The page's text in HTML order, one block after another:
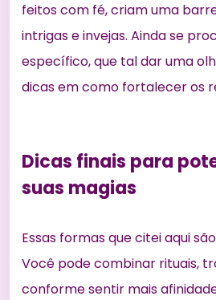
feitos com fé, criam uma
intrigas e invejas. Ainda se
específico, que tal dar uma
dicas emcomo fortalecer os
Dicas finais para
suas magias
Essas formas que citei aqui
Você pode combinar rituais,
conforme sentir mais